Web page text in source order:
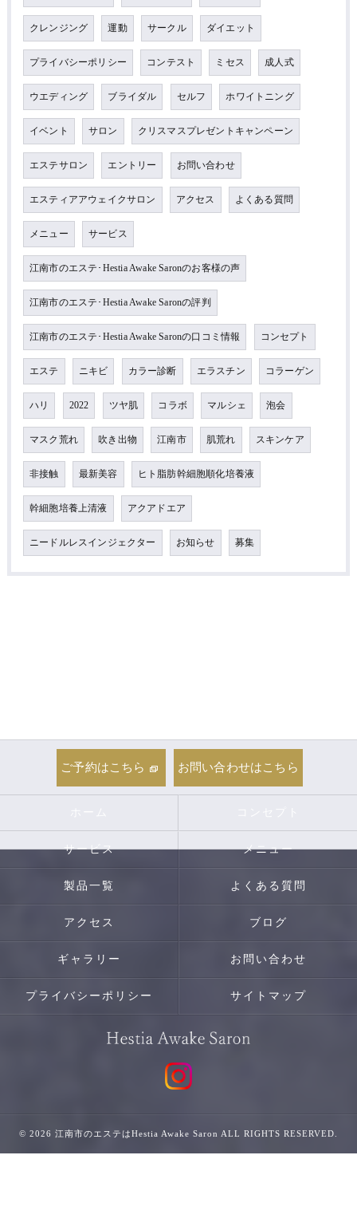
クレンジング 運動 サークル ダイエット
プライバシーポリシー コンテスト ミセス 成人式
ウエディング ブライダル セルフ ホワイトニング
イベント サロン クリスマスプレゼントキャンペーン
エステサロン エントリー お問い合わせ
エスティアアウェイクサロン アクセス よくある質問
メニュー サービス
江南市のエステ･Hestia Awake Saronのお客様の声
江南市のエステ･Hestia Awake Saronの評判
江南市のエステ･Hestia Awake Saronの口コミ情報 コンセプト
エステ ニキビ カラー診断 エラスチン コラーゲン
ハリ 2022 ツヤ肌 コラボ マルシェ 泡会
マスク荒れ 吹き出物 江南市 肌荒れ スキンケア
非接触 最新美容 ヒト脂肪幹細胞順化培養液
幹細胞培養上清液 アクアドエア
ニードルレスインジェクター お知らせ 募集
ご予約はこちら お問い合わせはこちら
サービス メニュー
製品一覧 よくある質問
アクセス ブログ
ギャラリー お問い合わせ
プライバシーポリシー サイトマップ
© 2026 江南市のエステはHestia Awake Saron ALL RIGHTS RESERVED.